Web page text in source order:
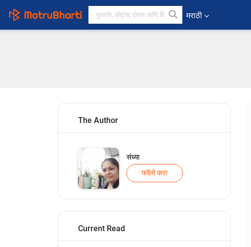
मराठी
The Author
संध्या
फॉलो करा
Current Read